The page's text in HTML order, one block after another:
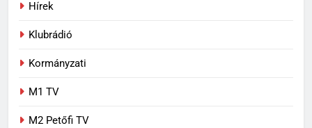
Hírek
Klubrádió
Kormányzati
M1 TV
M2 Petőfi TV